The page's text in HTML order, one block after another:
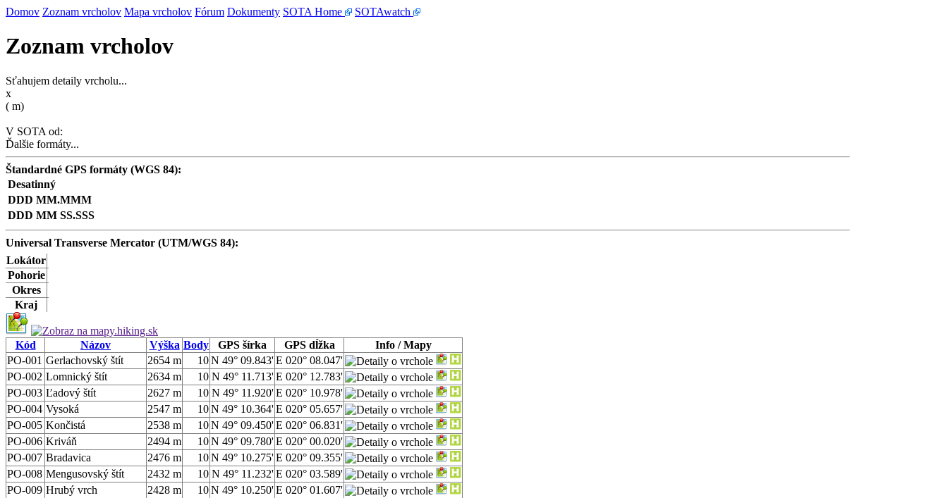
Domov Zoznam vrcholov Mapa vrcholov Fórum Dokumenty SOTA Home SOTAwatch
Zoznam vrcholov
Sťahujem detaily vrcholu...
x
( m)
V SOTA od:
Ďalšie formáty...
Štandardné GPS formáty (WGS 84):
Desatinný
DDD MM.MMM
DDD MM SS.SSS
Universal Transverse Mercator (UTM/WGS 84):
Lokátor
Pohorie
Okres
Kraj
Kód Názov Výška Body GPS šírka GPS dĺžka
Info / Mapy
PO-001 Gerlachovský štít 2654 m 10N 49° 09.843'E 020° 08.047'
PO-002 Lomnický štít 2634 m 10 N 49° 11.713'E 020° 12.783'
PO-003 Ľadový štít 2627 m 10 N 49° 11.920'E 020° 10.978'
PO-004 Vysoká 2547 m 10N 49° 10.364'E 020° 05.657'
PO-005 Končistá 2538 m 10N 49° 09.450'E 020° 06.831'
PO-006 Kriváň 2494 m 10N 49° 09.780'E 020° 00.020'
PO-007 Bradavica 2476 m 10N 49° 10.275'E 020° 09.355'
PO-008 Mengusovský štít 2432 m 10 N 49° 11.232'E 020° 03.589'
PO-009 Hrubý vrch 2428 m 10N 49° 10.250'E 020° 01.607'